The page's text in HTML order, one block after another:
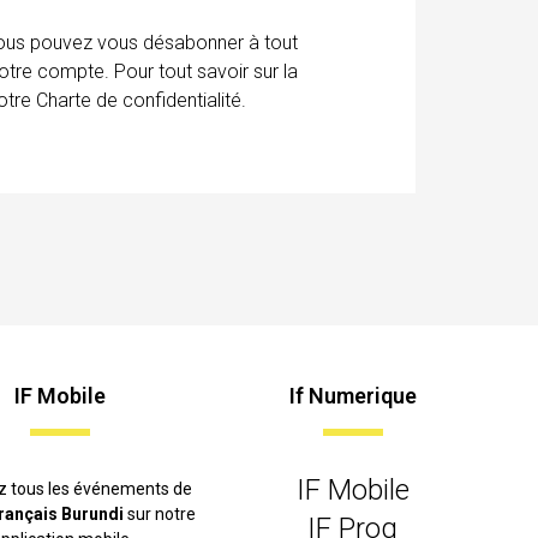
pouvez vous désabonner à tout
compte. Pour tout savoir sur la
Charte de confidentialité.
IF Mobile
tous les événements de
Burundisur notre
If Numerique
IF Mobile
IF Prog